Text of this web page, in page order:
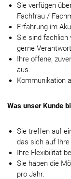
Sie verfügen
Fachfrau /
Erfahrung im
Sie sind fachlich
gerne
Ihre offene,
aus.
Kommunikation
Was unser Kunde
Sie treffen auf
das sich auf
Ihre Flexibilität
Sie haben die
pro Jahr.